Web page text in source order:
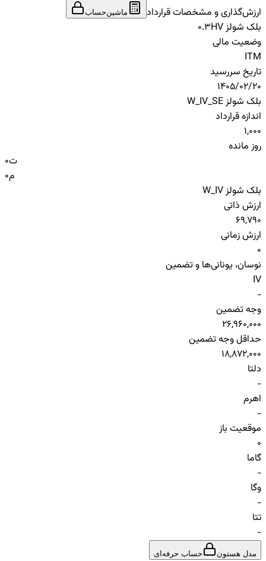
ارزش‌گذاری و مشخصات قرارداد
ماشین‌حساب
بلک شولز HV
0.3
وضعیت مالی
ITM
تاریخ سررسید
1405/02/20
بلک شولز W_IV_SE
اندازه قرارداد
1,000
روز مانده
0ت
0م
بلک شولز W_IV
ارزش ذاتی
69,790
ارزش زمانی
0
نوسان، یونانی‌ها و تضمین
IV
-
وجه تضمین
26,960,000
حداقل وجه تضمین
18,872,000
دلتا
-
اهرم
-
موقعیت باز
0
گاما
-
وگا
-
تتا
-
مدل هستون حساب حرفه‌ای